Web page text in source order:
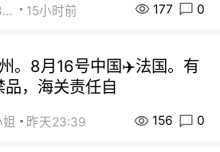
街友49168527 15小时前 177 0
。8月16号中国✈️法国。有
，海关责任自
昨天23:39 156 0